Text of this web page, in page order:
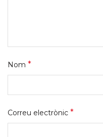
Nom *
Correu electrònic *